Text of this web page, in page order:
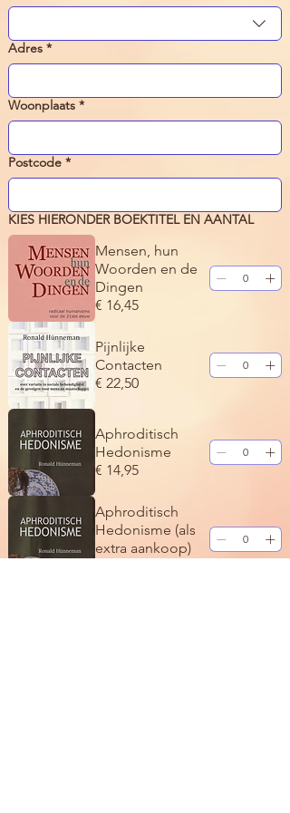
Adres *
Woonplaats *
Postcode *
KIES HIERONDER BOEKTITEL EN AANTAL
Mensen, hun
Woorden en de
Dingen
€ 16,45
Pijnlijke
Contacten
€ 22,50
Aphroditisch
Hedonisme
€ 14,95
Aphroditisch
Hedonisme (als
extra aankoop)